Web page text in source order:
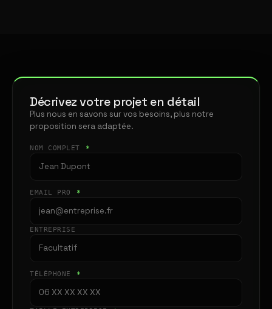
Décrivez votre projet en détail
Plus nous en savons sur vos besoins, plus notre
proposition sera adaptée.
NOM COMPLET *
EMAIL PRO *
ENTREPRISE
TÉLÉPHONE *